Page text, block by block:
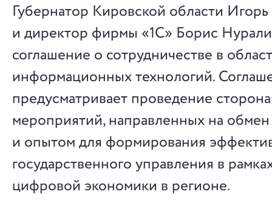
Губернатор Кировской области
и директор фирмы «1С» Борис
соглашение о сотрудничестве в
информационных технологий.
предусматривает проведение
мероприятий, направленных на
и опытом для формирования
государственного управления в
цифровой экономики в регионе.